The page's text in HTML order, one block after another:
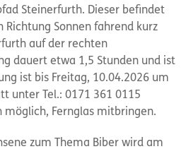
Steinerfurth. Dieser befindet
Richtung Sonnen fahrend kurz
auf der rechten
dauert etwa 1,5 Stunden und ist
ist bis Freitag, 10.04.2026 um
unter Tel.: 0171 361 0115
Fernglas mitbringen.
zum Thema Biber wird am